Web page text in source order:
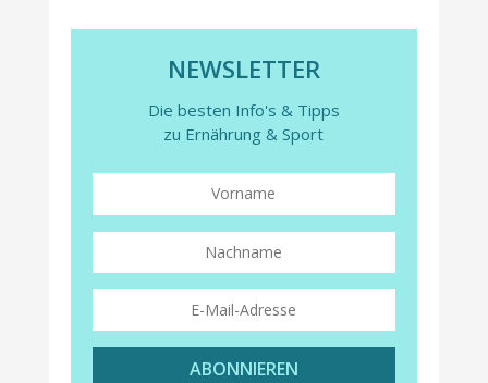
NEWSLETTER
Die besten Info's & Tipps
zu Ernährung & Sport
ABONNIEREN